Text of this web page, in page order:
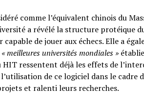
comme l’équivalent chinois du
a révélé la structure protéique
de jouer aux échecs. Elle a
« meilleures universités mondiales »
ressentent déjà les effets de
de ce logiciel dans le cadre
et ralenti leurs recherches.